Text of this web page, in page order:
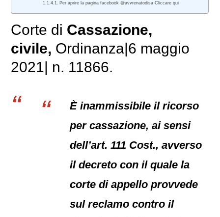
Per aprire la pagina facebook @avvrenatodisa Cliccare qui
Corte di Cassazione,
civile, Ordinanza|6 maggio
2021| n. 11866.
È inammissibile il ricorso
per cassazione, ai sensi
dell’art. 111 Cost., avverso
il decreto con il quale la
corte di appello provvede
sul reclamo contro il